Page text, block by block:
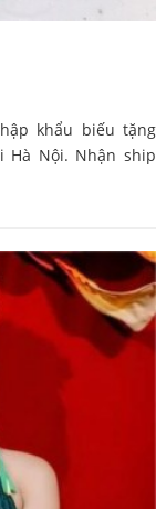
khẩu biếu tặng
Hà Nội. Nhận ship